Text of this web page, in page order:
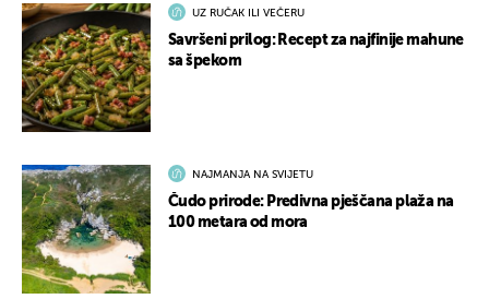
UZ RUČAK ILI VEČERU
Savršeni prilog: Recept za najfinije mahune
sa špekom
NAJMANJA NA SVIJETU
Čudo prirode: Predivna pješčana plaža na
100 metara od mora